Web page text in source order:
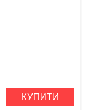
КУПИТИ